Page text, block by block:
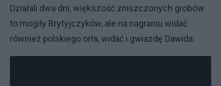
Działali dwa dni, większość zniszczonych grobów
to mogiły Brytyjczyków, ale na nagraniu widać
również polskiego orła, widać i gwiazdę Dawida.